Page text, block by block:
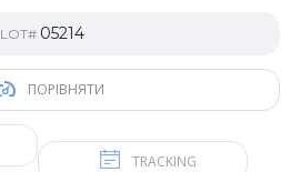
LOT# 05214
ПОРІВНЯТИ
TRACKING